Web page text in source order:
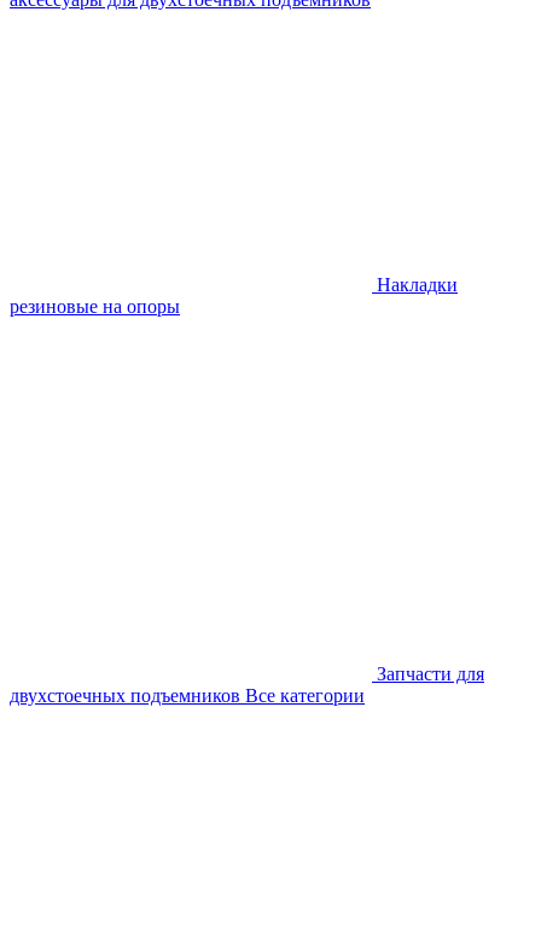
Накладки
резиновые на опоры
Запчасти для
двухстоечных подъемников Все категории